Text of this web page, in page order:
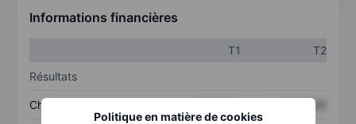
Politique en matière de cookies
Informations financières
T1
T2
Résultats
Chiffre d’affaires XXXXXXX